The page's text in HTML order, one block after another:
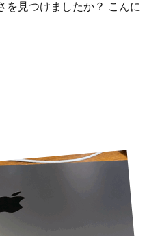
を見つけましたか？ こんに